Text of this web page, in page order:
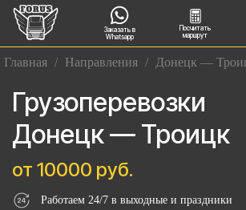
Заказать в
Whatsapp
Посчитать
маршрут
Главная / Направления / Донецк —
Грузоперевозки
Донецк — Троицк
от 10000 руб.
Работаем 24/7 в выходные и праздники